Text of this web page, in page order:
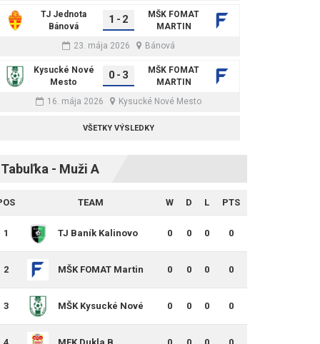
TJ Jednota
Bánová
1 - 2
MŠK FOMAT
MARTIN
23. mája 2026
Bánová
Kysucké Nové
Mesto
0 - 3
MŠK FOMAT
MARTIN
16. mája 2026
Kysucké Nové Mesto
VŠETKY VÝSLEDKY
Tabuľka - Muži A
TEAM W D L PTS
1 TJ Baník Kalinovo 0 0 0 0
2 MŠK FOMAT Martin 0 0 0 0
3
MŠK Kysucké Nové
Mesto
0 0 0 0